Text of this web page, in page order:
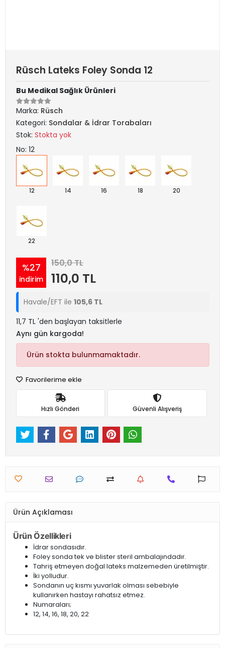
Rüsch Lateks Foley Sonda 12
Bu Medikal Sağlık Ürünleri
Marka: Rüsch
Kategori: Sondalar & İdrar Torabaları
Stok: Stokta yok
No: 12
12 14 16 18 20
22
%27
indirim
150,0 TL
110,0 TL
Havale/EFT ile 105,6 TL
11,7 TL 'den başlayan taksitlerle
Aynı gün kargoda!
Ürün stokta bulunmamaktadır.
Favorilerime ekle
Hızlı Gönderi Güvenli Alışveriş
Ürün Açıklaması
Ürün Özellikleri
İdrar sondasıdır.
Foley sonda tek ve blister steril ambalajındadır.
Tahriş etmeyen doğal lateks malzemeden üretilmiştir.
İki yolludur.
Sondanın uç kısmı yuvarlak olması sebebiyle
kullanırken hastayı rahatsız etmez.
Numaraları;
12, 14, 16, 18, 20, 22